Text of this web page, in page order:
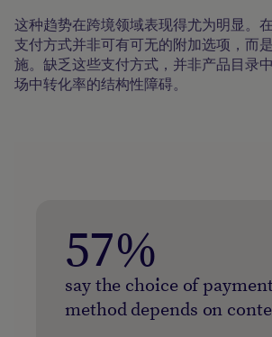
这种趋势在跨境领域表现得尤为明显。
支付方式并非可有可无的附加选项，而
施。缺乏这些支付方式，并非产品目录
场中转化率的结构性障碍。